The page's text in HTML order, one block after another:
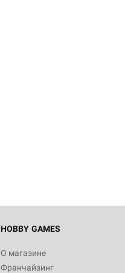
HOBBY GAMES
О магазине
Франчайзинг
Настольная игра Hobby
"Мир фантастики.
империи: Боевая тревога
799